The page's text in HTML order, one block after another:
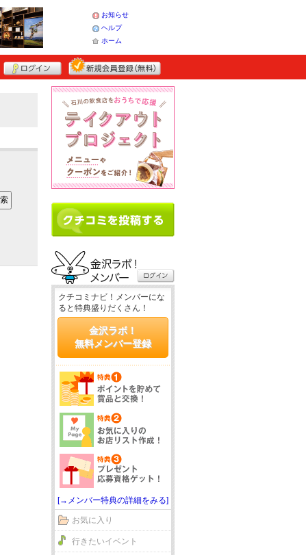
お知らせ
ヘルプ
ホーム
クチコミナビ！メンバーにな
ると特典盛りだくさん！
金沢ラボ！
無料メンバー登録
[→メンバー特典の詳細をみる]
お気に入り
行きたいイベント